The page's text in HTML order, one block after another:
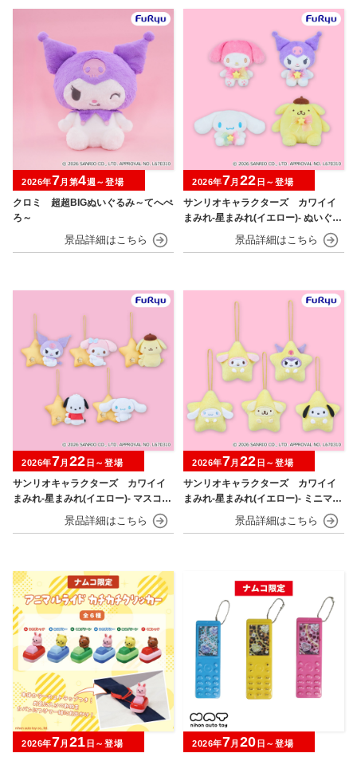
クロミ 超超BIGぬいぐるみ～てへぺ
ろ～
2026年7月第4週～登場
サンリオキャラクターズ カワイイ
まみれ-星まみれ(イエロー)- ぬいぐる
2026年7月 22 日～登場
サンリオキャラクターズ カワイイ
まみれ-星まみれ(イエロー)- マスコッ
2026年7月 22 日～登場
サンリオキャラクターズ カワイイ
まみれ-星まみれ(イエロー)- ミニマス
2026年7月 22 日～登場
2026年7月 21 日～登場 2026年7月 20 日～登場